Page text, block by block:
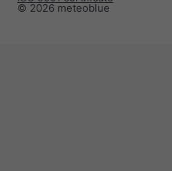
© 2026 meteoblue